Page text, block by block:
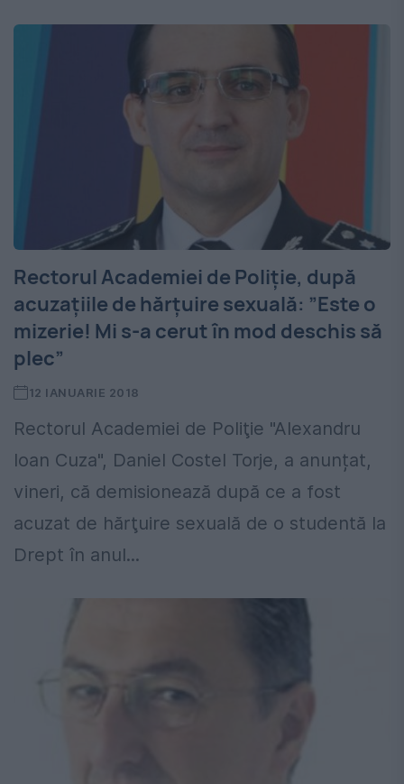
Rectorul Academiei de Poliție, după
acuzațiile de hărțuire sexuală: ”Este o
mizerie! Mi s-a cerut în mod deschis să
plec”
12 IANUARIE 2018
Rectorul Academiei de Poliţie "Alexandru
Ioan Cuza", Daniel Costel Torje, a anunțat,
vineri, că demisionează după ce a fost
acuzat de hărţuire sexuală de o studentă la
Drept în anul...